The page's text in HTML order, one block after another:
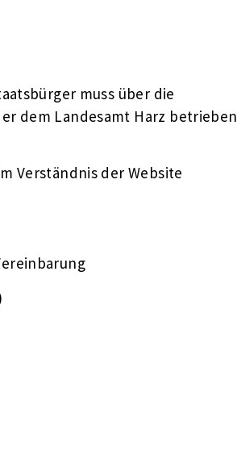
muss über die
dem Landesamt Harz betrieben
Verständnis der Website